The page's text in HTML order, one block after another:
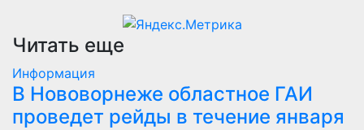
Читать еще
Информация
В Нововорнеже областное ГАИ
проведет рейды в течение января